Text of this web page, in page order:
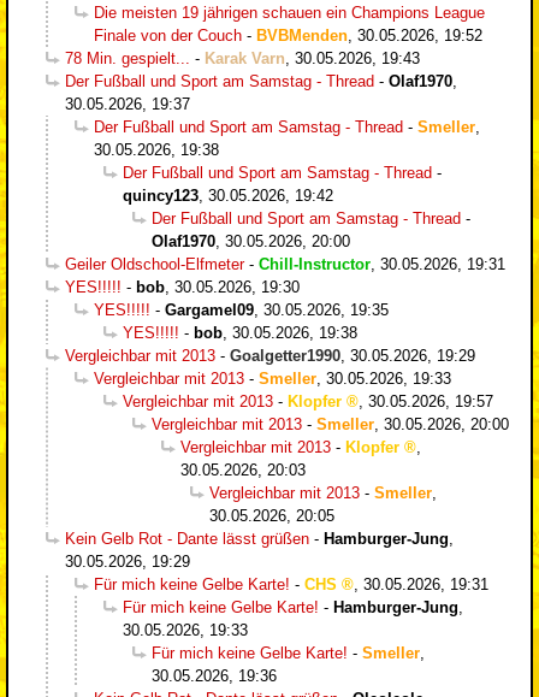
Die meisten 19 jährigen schauen ein Champions League
Finale von der Couch - BVBMenden 30.05.2026, 19:52
78 Min. gespielt...
- Karak Varn 30.05.2026, 19:43
Der Fußball und Sport am Samstag - Thread - Olaf1970
30.05.2026, 19:37
Der Fußball und Sport am Samstag - Thread - Smeller
30.05.2026, 19:38
Der Fußball und Sport am Samstag - Thread -
quincy123 30.05.2026, 19:42
Der Fußball und Sport am Samstag - Thread -
Olaf1970 30.05.2026, 20:00
Geiler Oldschool-Elfmeter- Chill-Instructor 30.05.2026, 19:31
YES!!!!! - bob 30.05.2026, 19:30
YES!!!!! - Gargamel09 30.05.2026, 19:35
YES!!!!! - bob 30.05.2026, 19:38
Vergleichbar mit 2013 - Goalgetter1990 30.05.2026, 19:29
Vergleichbar mit 2013 - Smeller 30.05.2026, 19:33
Vergleichbar mit 2013 - Klopfer
30.05.2026, 19:57
Vergleichbar mit 2013 - Smeller 30.05.2026, 20:00
Vergleichbar mit 2013 - Klopfer
30.05.2026, 20:03
Vergleichbar mit 2013 - Smeller
30.05.2026, 20:05
Kein Gelb Rot - Dante lässt grüßen - Hamburger-Jung
30.05.2026, 19:29
Für mich keine Gelbe Karte! - CHS
30.05.2026, 19:31
Für mich keine Gelbe Karte! - Hamburger-Jung
30.05.2026, 19:33
Für mich keine Gelbe Karte! - Smeller
30.05.2026, 19:36